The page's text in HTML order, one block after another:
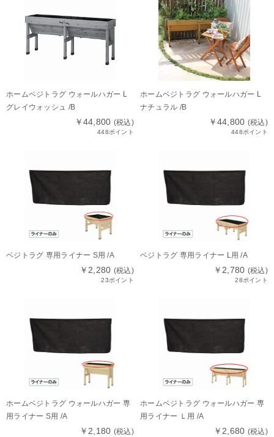
ホームベジトラグ ウォールハガー L
グレイウォッシュ /B
￥44,800 (税込)
448ポイント
ホームベジトラグ ウォールハガー L
ナチュラル /B
￥44,800 (税込)
448ポイント
ベジトラグ 専用ライナー S用 /A
￥2,280 (税込)
23ポイント
ベジトラグ 専用ライナー L用 /A
￥2,780 (税込)
28ポイント
ホームベジトラグ ウォールハガー 専
用ライナー S用 /A
￥2,180 (税込)
ホームベジトラグ ウォールハガー 専
用ライナー Ｌ用 /A
￥2,680 (税込)